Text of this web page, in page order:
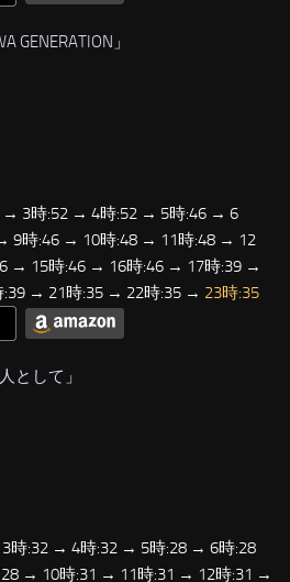
GENERATION 」
3時:52 → 4時:52 → 5時:46 → 6
9時:46 → 10時:48 → 11時:48 → 12
→ 15時:46 → 16時:46 → 17時:39 →
→ 21時:35 → 22時:35 → 23時:35
人として 」
:32 → 4時:32 → 5時:28 → 6時:28
→ 10時:31 → 11時:31 → 12時:31 →